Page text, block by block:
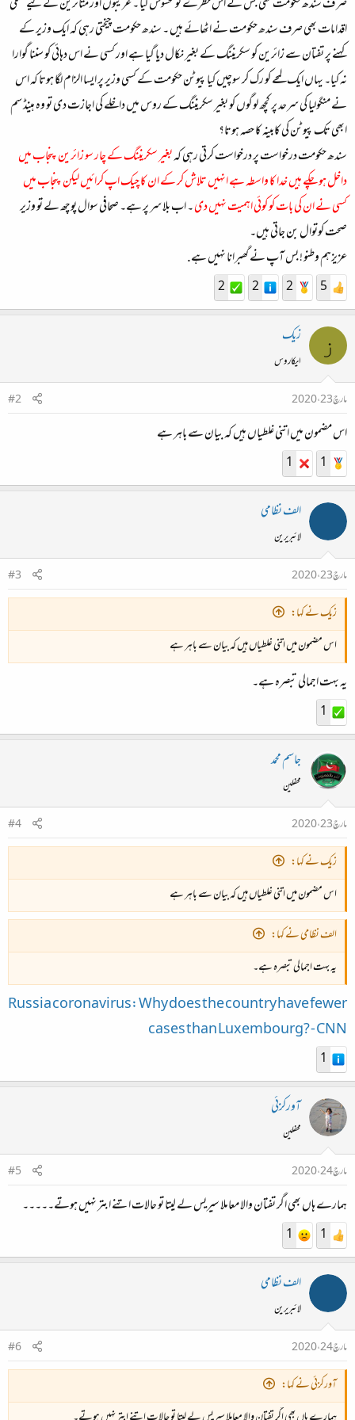
صر ف سندھ حکومت تھی جس نے اس خطرے کو محسوس کیا ۔ غریبوں اور متاثرین کے لیے عملی
اقدامات بھی صرف سندھ حکومت نے اٹھائے ہیں ۔ سندھ حکومت چیختی رہی کہ ایک وزیر کے
کہنے پر تفتان سے زائرین کو سکریننگ کے بغیر نکال دیا گیا ہے اور کسی نے اس دہائی کو سننا گوارا
نہ کیا۔ یہاں ایک لمحے کو رک کر سوچیں کیا پیوٹن حکومت کے کسی وزیر پر ایسا الزام لگا ہوتا کہ اس
نے منگولیا کی سرحد پر کچھ لوگوں کو بغیر سکریننگ کے روس میں داخلے کی اجازت دی تو وہ ہینڈ سم
ابھی تک پیوٹن کی کابینہ کا حصہ ہوتا؟
سندھ حکومت درخواست پر درخواست کرتی رہی کہبغیر سکریننگ کے چار سو زائرین پنجاب میں
داخل ہو چکے ہیں خدا کا واسطہ ہے انہیں تلاش کر کے ان کا چیک اپ کرائیں لیکن پنجاب میں
کسی نے ان کی بات کو کوئی اہمیت نہیں دی۔ اب بلا سر پر ہے۔ صحافی سوال پوچھ لے تو وزیر
صحت کوتوال بن جاتی ہیں۔
عزیزہم وطنو ! بس آپ نے گھبرانا نہیں ہے.
5
2
2
2
ز زیک
ایکاروس
مارچ 23، 2020
#2
اس مضمون میں اتنی غلطیاں ہیں کہ بیان سے باہر ہے
1
1
الف نظامی
لائبریرین
مارچ 23، 2020
#3
زیک نے کہا:
اس مضمون میں اتنی غلطیاں ہیں کہ بیان سے باہر ہے
یہ بہت اجمالی تبصرہ ہے۔
1
جاسم محمد
محفلین
مارچ 23، 2020
#4
زیک نے کہا:
اس مضمون میں اتنی غلطیاں ہیں کہ بیان سے باہر ہے
الف نظامی نے کہا:
یہ بہت اجمالی تبصرہ ہے۔
Russia coronavirus: Why does the country have fewer
cases than Luxembourg? - CNN
1
آورکزئی
محفلین
مارچ 24، 2020
#5
ہمارے ہاں بھی اگر تفتان والا معاملا سیریس لے لیتا تو حالات اتنے ابتر نہیں ہوتے۔۔۔۔۔
1
1
الف نظامی
لائبریرین
مارچ 24، 2020
#6
آورکزئی نے کہا: